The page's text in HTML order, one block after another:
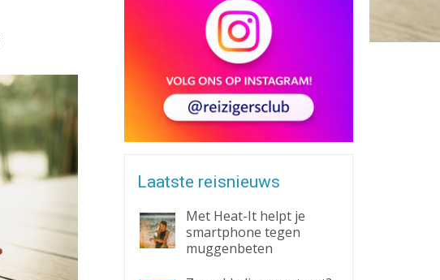
Laatste reisnieuws
Met Heat-It helpt je
smartphone tegen
muggenbeten